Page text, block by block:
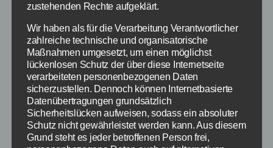
zustehenden Rechte aufgeklärt.
Wir haben als für die Verarbeitung Verantwortlicher
zahlreiche technische und organisatorische
Maßnahmen umgesetzt, um einen möglichst
lückenlosen Schutz der über diese Internetseite
verarbeiteten personenbezogenen Daten
sicherzustellen. Dennoch können Internetbasierte
Datenübertragungen grundsätzlich
Sicherheitslücken aufweisen, sodass ein absoluter
Schutz nicht gewährleistet werden kann. Aus diesem
Grund steht es jeder betroffenen Person frei,